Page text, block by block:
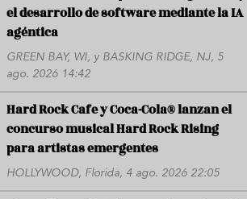
el desarrollo de software mediante la IA
agéntica
GREEN BAY, WI, y BASKING RIDGE, NJ, 5
ago. 2026 14:42
Hard Rock Cafe y Coca-Cola® lanzan el
concurso musical Hard Rock Rising
para artistas emergentes
HOLLYWOOD, Florida, 4 ago. 2026 22:05